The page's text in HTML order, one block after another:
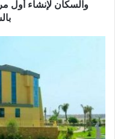
والسكان لإنشاء أول
مليون
ريال
لسداد